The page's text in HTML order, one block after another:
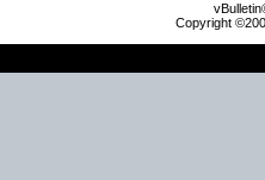
Copyright